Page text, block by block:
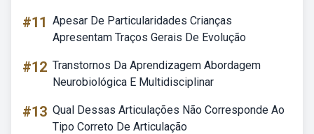
#11 Apesar De Particularidades Crianças
Apresentam Traços Gerais De Evolução
#12 Transtornos Da Aprendizagem Abordagem
Neurobiológica E Multidisciplinar
#13 Qual Dessas Articulações Não Corresponde Ao
Tipo Correto De Articulação